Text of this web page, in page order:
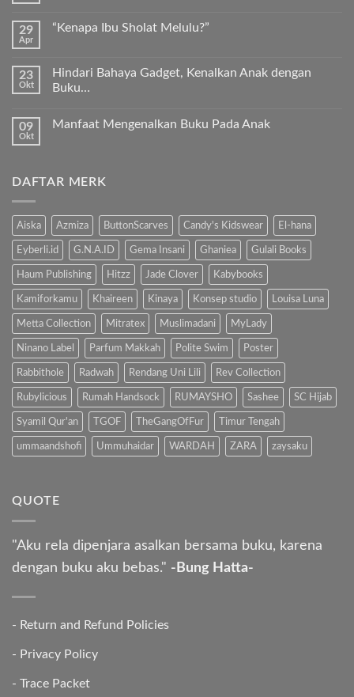
Premium
pada
ajari
kita
29
Apr
“Kenapa Ibu Sholat Melulu?”
pada
“Kenapa
23
Okt
Hindari Bahaya Gadget, Kenalkan Anak dengan
Buku…
komentar
Kenalkan
Anak
09
Okt
Manfaat Mengenalkan Buku Pada Anak
Manfaat
Anak
DAFTAR MERK
Aiska Azmiza ButtonScarves Candy's Kidswear El-hana
Eyberli.id G.N.A.ID Gema Insani Ghaniea Gulali Books
Haum Publishing Hitzz Jade Clover Kabybooks
Kamiforkamu Khaireen Kinaya Konsep studio Louisa Luna
Metta Collection Mitratex Muslimadani MyLady
Ninano Label Parfum Makkah Polite Swim Poster
Rabbithole Radwah Rendang Uni Lili Rev Collection
Rubylicious Rumah Handsock RUMAYSHO Sashee SC Hijab
Syamil Qur'an TGOF TheGangOfFur Timur Tengah
ummaandshofi Ummuhaidar WARDAH ZARA zaysaku
QUOTE
"Aku rela dipenjara asalkan bersama buku, karena
dengan buku aku bebas." -Bung Hatta-
- Return and Refund Policies
- Privacy Policy
- Trace Packet